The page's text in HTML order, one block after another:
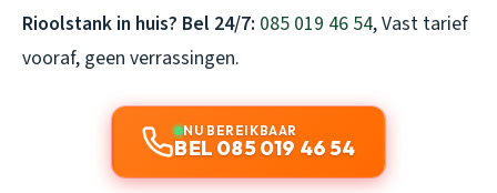
Rioolstank in huis? Bel 24/7: 085 019 46 54, Vast tarief
vooraf, geen verrassingen.
NU BEREIKBAAR
BEL 085 019 46 54